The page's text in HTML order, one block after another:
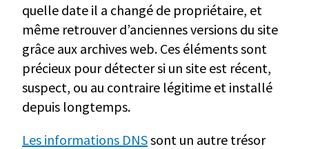
quelle date il a changé de propriétaire, et
même retrouver d’anciennes versions du site
grâce aux archives web. Ces éléments sont
précieux pour détecter si un site est récent,
suspect, ou au contraire légitime et installé
depuis longtemps.
Les informations DNSsont un autre trésor